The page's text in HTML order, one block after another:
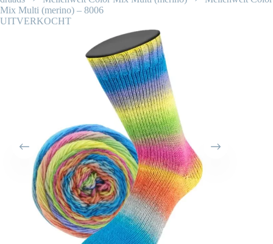
Mix Multi (merino) – 8006
UITVERKOCHT